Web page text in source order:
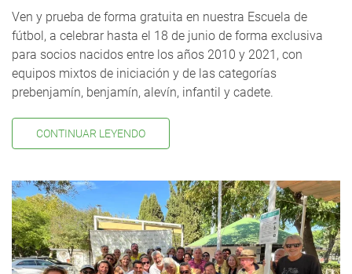
Ven y prueba de forma gratuita en nuestra Escuela de
fútbol, a celebrar hasta el 18 de junio de forma exclusiva
para socios nacidos entre los años 2010 y 2021, con
equipos mixtos de iniciación y de las categorías
prebenjamín, benjamín, alevín, infantil y cadete.
CONTINUAR LEYENDO